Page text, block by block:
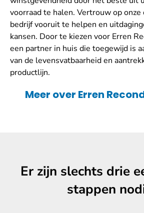
voorraad te halen. Vertrouw op
bedrijf vooruit te helpen en
kansen. Door te kiezen voor Erren
een partner in huis die toegewijd is
van de levensvatbaarheid en
productlijn.
Meer over Erren
Er zijn slechts drie
stappen